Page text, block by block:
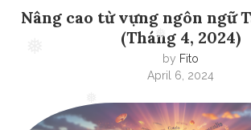
Nâng cao từ vựng ngôn ngữ
(Tháng 4, 2024)
by Fito
April 6, 2024